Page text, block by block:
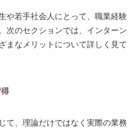
や若手社会人にとって、職業経験
次のセクションでは、インターン
まなメリットについて詳しく見て
て、理論だけではなく実際の業務